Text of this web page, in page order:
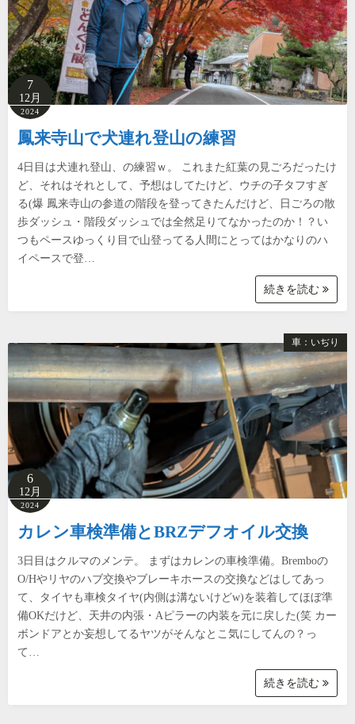
7
12月
2024
鳳来寺山で犬連れ登山の練習
4日目は犬連れ登山、の練習ｗ。 これまた紅葉の見ごろだったけ
ど、それはそれとして、予想はしてたけど、ウチの子タフすぎ
る(爆 鳳来寺山の参道の階段を登ってきたんだけど、日ごろの散
歩ダッシュ・階段ダッシュでは全然足りてなかったのか！？い
つもペースゆっくり目で山登ってる人間にとってはかなりのハ
イペースで登…
続きを読む
車：いぢり
6
12月
2024
カレン車検準備とBRZデフオイル交換
3日目はクルマのメンテ。 まずはカレンの車検準備。Bremboの
O/Hやリヤのハブ交換やブレーキホースの交換などはしてあっ
て、タイヤも車検タイヤ(内側は溝ないけどw)を装着してほぼ準
備OKだけど、天井の内張・Aピラーの内装を元に戻した(笑 カー
ボンドアとか妄想してるヤツがそんなとこ気にしてんの？っ
て…
続きを読む